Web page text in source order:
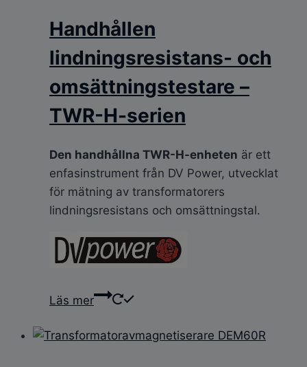
Handhållen
lindningsresistans- och
omsättningstestare –
TWR-H-serien
Den handhållna TWR-H-enheten är ett
enfasinstrument från DV Power, utvecklat
för mätning av transformatorers
lindningsresistans och omsättningstal.
Läs mer